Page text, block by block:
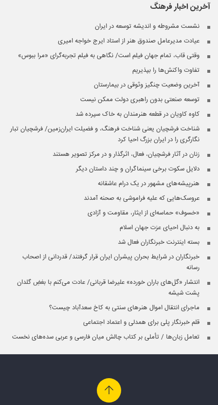
آخرین اخبارفرهنگ
نشست مشروطه و اندیشه توسعه در ایران
عیادت مدیرعامل صندوق هنر از استاد ایرج خواجه امیری
وقتی قاب، تمام جهان فیلم است/ نگاهی به فیلم تجربه‌گرای «مرا ببوس»
تفاوت واکنش‌ها را بپذیریم
آخرین وضعیت چنگیز وثوقی در بیمارستان
توسعه صنعتی بدون راهبری دولت ممکن نیست
کاوه کاویان در قطعه هنرمندان به خاک سپرده شد
شناخت فرشچیان یعنی شناخت فرهنگ، و فضیلت ایران‌زمین/ فرشچیان تبار
نگارگری را در ایران بزرگ احیا کرد
زنان در آثار فرشچیان، فعال، اثرگذار و در مرکز تصویر هستند
دلایل سکوت برخی سینماگران و چند داستان دیگر
هنرپیشه‌های مشهور در یک درام عاشقانه
عروسک‌هایی که علیه فراموشی به صحنه آمدند
«خسوف» حماسه‌ای از ایثار، مقاومت و آزادی
به دنبال احیای عزت جهان اسلام
بسته اینترنت خبرنگاران فعال شد
خبرنگاران در شرایط بحران پیشران ایران قرار گرفتند/ قدردانی از اصحاب
رسانه
انتشار «گل‌های باران خورده» علیرضا قربانی/ عادت می‌کنم با بغضِ گلدان
پشت شیشه
ماجرای انتقال اموال هنرهای سنتی به کاخ سعدآباد چیست؟
قلم خبرنگار پلی برای همدلی و اعتماد اجتماعی
تعامل زبان‌ها / تأملی بر کتاب چالش میان فارسی و عربی سده‌های نخست